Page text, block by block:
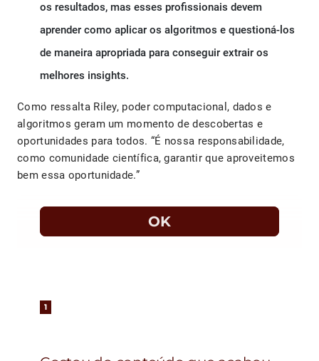
os resultados, mas esses profissionais devem
aprender como aplicar os algoritmos e questioná-los
de maneira apropriada para conseguir extrair os
melhores insights.
Como ressalta Riley, poder computacional, dados e
algoritmos geram um momento de descobertas e
oportunidades para todos. “É nossa responsabilidade,
como comunidade científica, garantir que aproveitemos
bem essa oportunidade.”